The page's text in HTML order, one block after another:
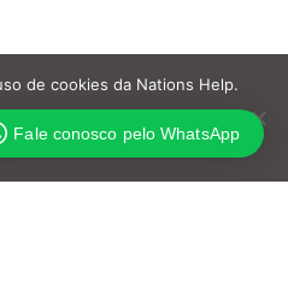
de cookies da Nations Help.
Fale conosco pelo WhatsApp